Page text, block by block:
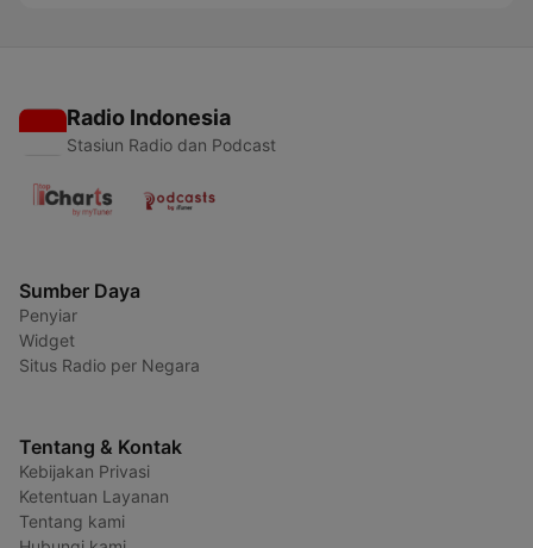
Radio Indonesia
Stasiun Radio dan Podcast
Sumber Daya
Penyiar
Widget
Situs Radio per Negara
Tentang & Kontak
Kebijakan Privasi
Ketentuan Layanan
Tentang kami